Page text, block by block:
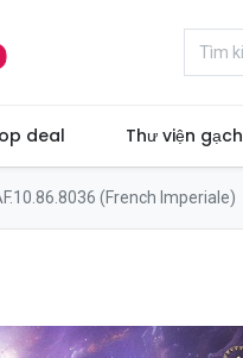
deal Thư viện gạch
(French Imperiale)